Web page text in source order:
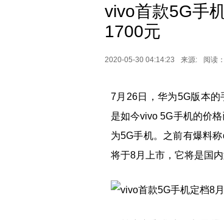
vivo首款5G手
1700元
2020-05-30 04:14:23 来源: 阅读
7月26日，华为5G版本
是如今vivo 5G手机的价
为5G手机。之前有爆料
将于8月上市，它将是国